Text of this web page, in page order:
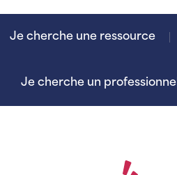
Je cherche une ressource
Je cherche un professionnel